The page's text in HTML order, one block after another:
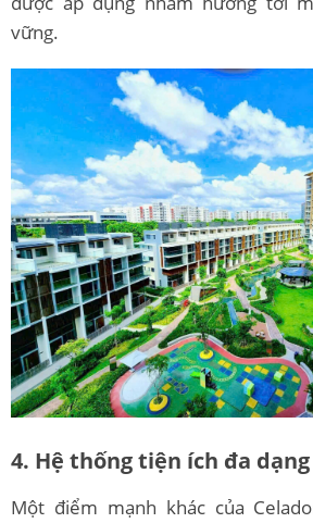
vững.
4. Hệ thống tiện ích đa
Một điểm mạnh khác của